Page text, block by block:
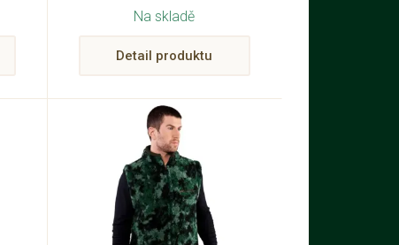
Na skladě
Detail produktu